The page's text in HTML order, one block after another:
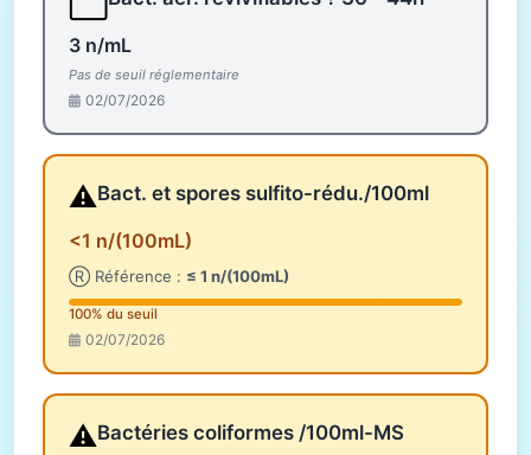
3 n/mL
Pas de seuil réglementaire
02/07/2026
⚠️Bact. et spores sulfito-rédu./100ml
<1 n/(100mL)
Ⓡ Référence : ≤ 1 n/(100mL)
100% du seuil
02/07/2026
⚠️Bactéries coliformes /100ml-MS